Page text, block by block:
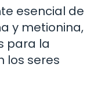
esencial de
y metionina,
para la
los seres